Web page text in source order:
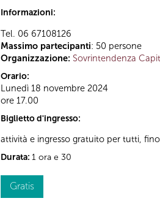
Informazioni:
Tel. 06 67108126
Massimo partecipanti: 50 persone
Organizzazione: Sovrintendenza
Orario:
Lunedì 18 novembre 2024
ore 17.00
Biglietto d'ingresso:
attività e ingresso gratuito per tutti,
Durata: 1 ora e 30
Gratis